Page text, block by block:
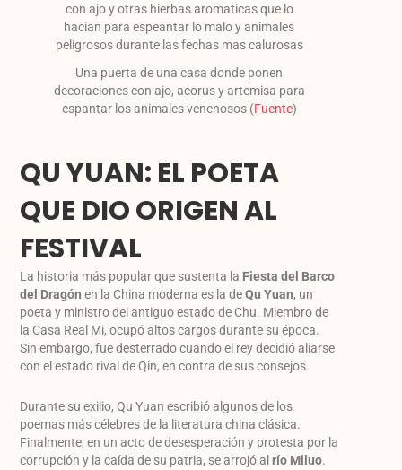
Una puerta de una casa donde ponen
decoraciones con ajo, acorus y artemisa para
espantar los animales venenosos (Fuente)
QU YUAN: EL POETA
QUE DIO ORIGEN AL
FESTIVAL
La historia más popular que sustenta la Fiesta del Barco
del Dragón en la China moderna es la deQu Yuan, un
poeta y ministro del antiguo estado de Chu. Miembro de
la Casa Real Mi, ocupó altos cargos durante su época.
Sin embargo, fue desterrado cuando el rey decidió aliarse
con el estado rival de Qin, en contra de sus consejos.
Durante su exilio, Qu Yuan escribió algunos de los
poemas más célebres de la literatura china clásica.
Finalmente, en un acto de desesperación y protesta por la
corrupción y la caída de su patria, se arrojó alrío Miluo.